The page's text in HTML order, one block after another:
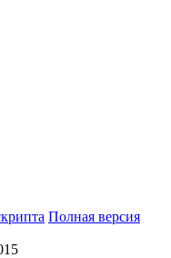
Полная версия